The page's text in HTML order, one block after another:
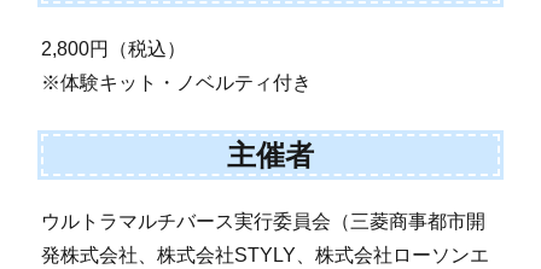
2,800円（税込）
※体験キット・ノベルティ付き
主催者
ウルトラマルチバース実行委員会（三菱商事都市開
発株式会社、株式会社STYLY、株式会社ローソンエ